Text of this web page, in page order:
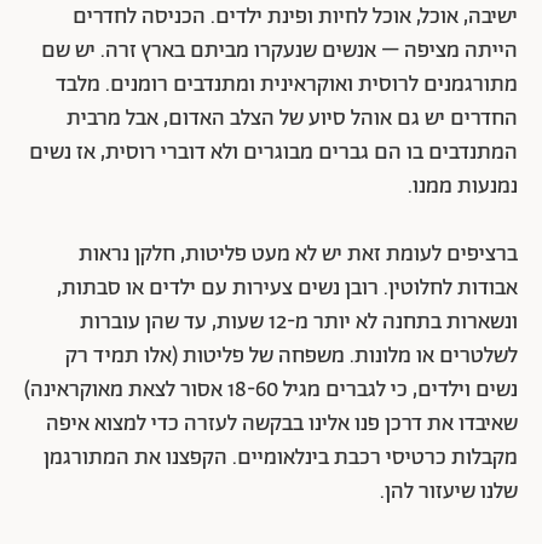
ישיבה, אוכל, אוכל לחיות ופינת ילדים. הכניסה לחדרים
הייתה מציפה – אנשים שנעקרו מביתם בארץ זרה. יש שם
מתורגמנים לרוסית ואוקראינית ומתנדבים רומנים. מלבד
החדרים יש גם אוהל סיוע של הצלב האדום, אבל מרבית
המתנדבים בו הם גברים מבוגרים ולא דוברי רוסית, אז נשים
נמנעות ממנו.
ברציפים לעומת זאת יש לא מעט פליטות, חלקן נראות
אבודות לחלוטין. רובן נשים צעירות עם ילדים או סבתות,
ונשארות בתחנה לא יותר מ-12 שעות, עד שהן עוברות
לשלטרים או מלונות. משפחה של פליטות (אלו תמיד רק
נשים וילדים, כי לגברים מגיל 18-60 אסור לצאת מאוקראינה)
שאיבדו את דרכן פנו אלינו בבקשה לעזרה כדי למצוא איפה
מקבלות כרטיסי רכבת בינלאומיים. הקפצנו את המתורגמן
שלנו שיעזור להן.